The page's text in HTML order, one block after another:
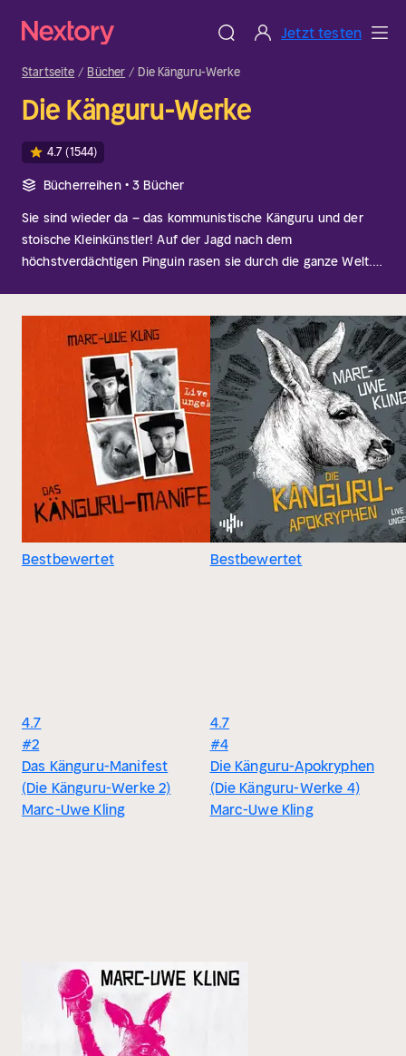
Jetzt testen
Startseite Bücher Die Känguru-Werke
Die Känguru-Werke
4.7 (1544)
Bücherreihen • 3 Bücher
Sie sind wieder da – das kommunistische Känguru und der
stoische Kleinkünstler! Auf der Jagd nach dem
höchstverdächtigen Pinguin rasen sie durch die ganze Welt.
niedrigster Ebene! Ein völlig abstruser
Weltbeherrschungsplan! Mit Spaß, Spannung und
Schnapspralinen ...
Bestbewertet
4.7
#2
Das Känguru-Manifest
(Die Känguru-Werke 2)
Marc-Uwe Kling
Bestbewertet
4.7
#4
Die Känguru-Apokryphen
(Die Känguru-Werke 4)
Marc-Uwe Kling